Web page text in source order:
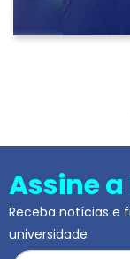
Assine
Receba notícias e
universidade